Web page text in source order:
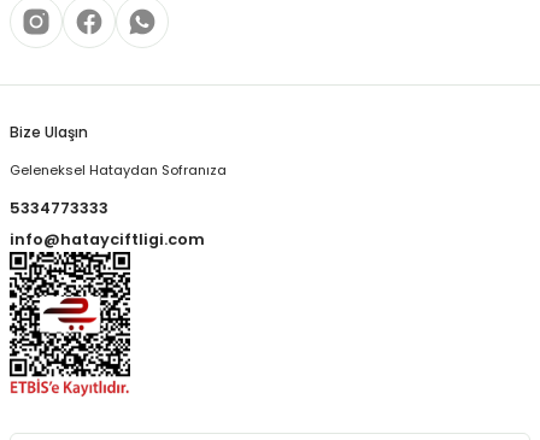
Bize Ulaşın
Geleneksel Hataydan Sofranıza
5334773333
info@hatayciftligi.com